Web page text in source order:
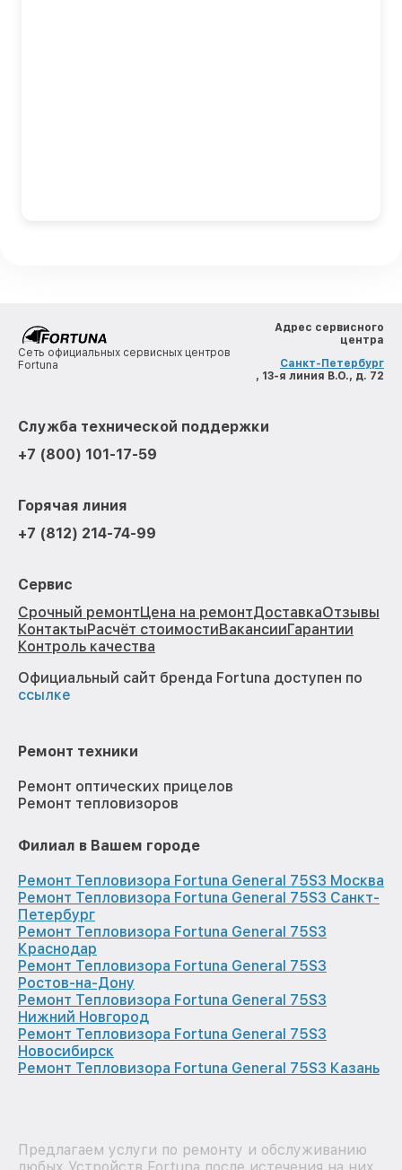
Сеть официальных сервисных центров
Fortuna
Адрес сервисного
центра
Санкт-Петербург
, 13-я линия В.О., д. 72
Служба технической поддержки
+7 (800) 101-17-59
Горячая линия
+7 (812) 214-74-99
Сервис
Срочный ремонтЦена на ремонтДоставкаОтзывы
КонтактыРасчёт стоимостиВакансииГарантии
Контроль качества
Официальный сайт бренда Fortuna доступен по
ссылке
Ремонт техники
Ремонт оптических прицелов
Ремонт тепловизоров
Филиал в Вашем городе
Ремонт Тепловизора Fortuna General 75S3 Москва
Ремонт Тепловизора Fortuna General 75S3 Санкт-
Петербург
Ремонт Тепловизора Fortuna General 75S3
Краснодар
Ремонт Тепловизора Fortuna General 75S3
Ростов-на-Дону
Ремонт Тепловизора Fortuna General 75S3
Нижний Новгород
Ремонт Тепловизора Fortuna General 75S3
Новосибирск
Ремонт Тепловизора Fortuna General 75S3 Казань
Предлагаем услуги по ремонту и обслуживанию